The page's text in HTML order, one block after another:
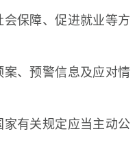
保障、促进就业等方
、预警信息及应对情
有关规定应当主动公